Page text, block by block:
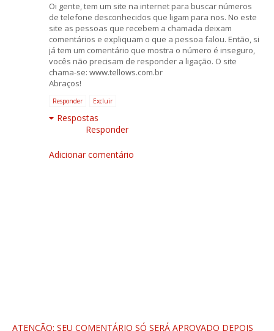
Oi gente, tem um site na internet para buscar números
de telefone desconhecidos que ligam para nos. No este
site as pessoas que recebem a chamada deixam
comentários e expliquam o que a pessoa falou. Então, si
já tem um comentário que mostra o número é inseguro,
vocês não precisam de responder a ligação. O site
chama-se: www.tellows.com.br
Abraços!
Responder Excluir
Respostas
Responder
Adicionar comentário
ATENÇÃO: SEU COMENTÁRIO SÓ SERÁ APROVADO DEPOIS